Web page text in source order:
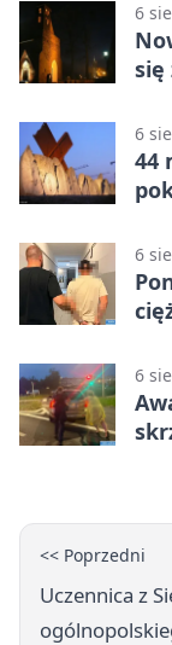
6
się
6
44
6
6
<< Poprzedni
Uczennica z